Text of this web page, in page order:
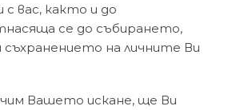
с вас, както и до
се до събирането,
на личните Ви
Вашето искане, ще Ви